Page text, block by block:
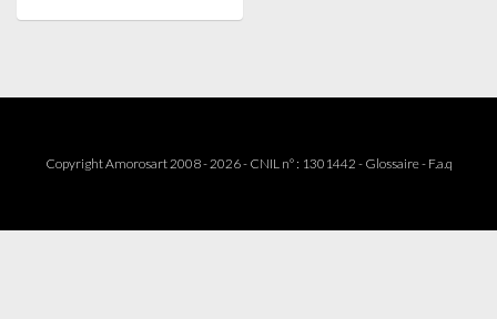
Copyright Amorosart 2008 - 2026 - CNIL n° : 1301442 - Glossaire- F.a.q